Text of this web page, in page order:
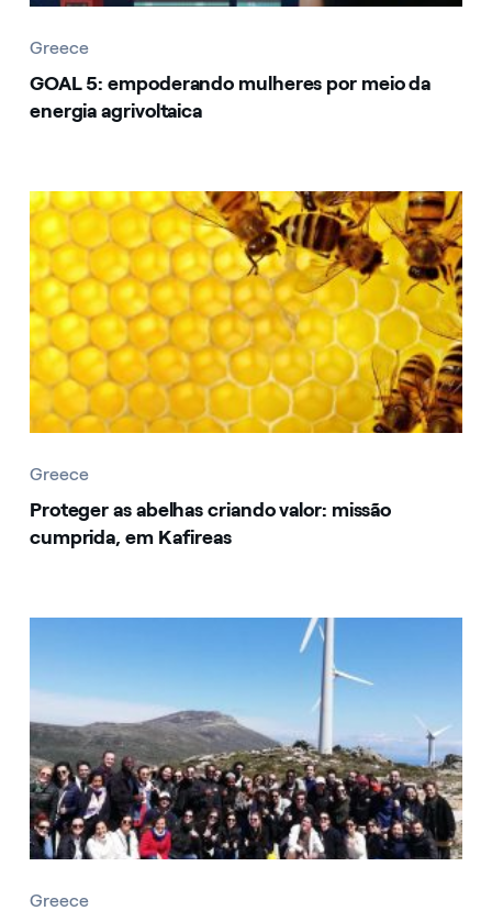
Greece
GOAL 5: empoderando mulheres por meio da
energia agrivoltaica
Greece
Greece
Proteger as abelhas criando valor: missão
cumprida, em Kafireas
Greece